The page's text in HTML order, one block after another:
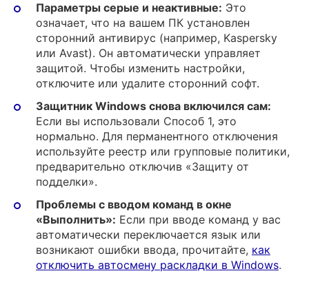
Параметры серые и неактивные: Это
означает, что на вашем ПК установлен
сторонний антивирус (например, Kaspersky
или Avast). Он автоматически управляет
защитой. Чтобы изменить настройки,
отключите или удалите сторонний софт.
Защитник Windows снова включился сам:
Если вы использовали Способ 1, это
нормально. Для перманентного отключения
используйте реестр или групповые политики,
предварительно отключив «Защиту от
подделки».
Проблемы с вводом команд в окне
«Выполнить»: Если при вводе команд у вас
автоматически переключается язык или
возникают ошибки ввода, прочитайте, как
отключить автосмену раскладки в Windows.